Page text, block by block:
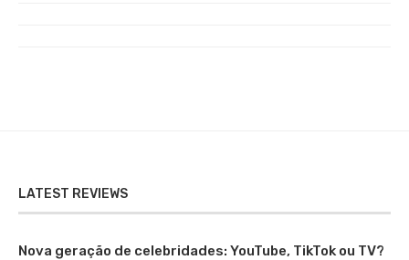
LATEST REVIEWS
Nova geração de celebridades: YouTube, TikTok ou TV?